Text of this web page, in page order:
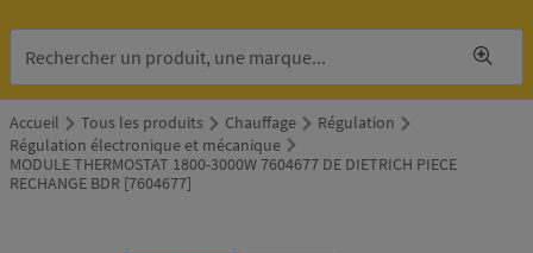
Accueil Tous les produits Chauffage
Régulation
Régulation électronique et mécanique
MODULE THERMOSTAT 1800-3000W 7604677 DE DIETRICH PIECE
RECHANGE BDR [7604677]